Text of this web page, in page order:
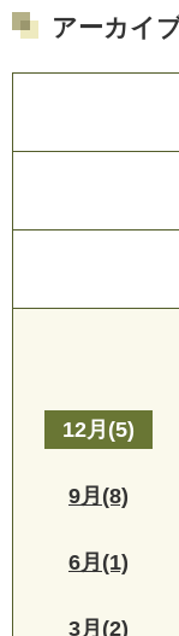
アーカイ
12月(5)
9月(8)
6月(1)
3月(2)